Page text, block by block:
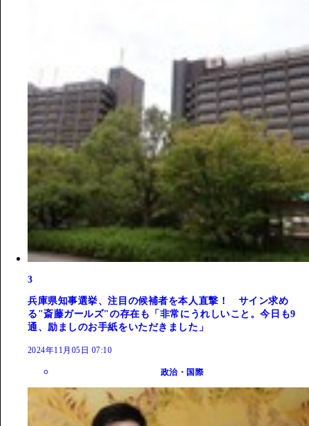
3
兵庫県知事選挙、注目の候補者を本人直撃！ サイン求め
る"斎藤ガールズ"の存在も「非常にうれしいこと。今日も9
通、励ましのお手紙をいただきました」
2024年11月05日 07:10
政治・国際